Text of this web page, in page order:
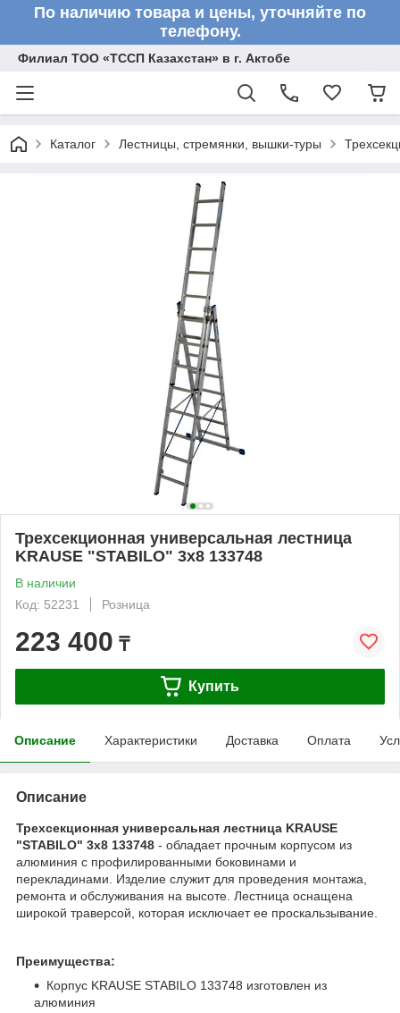
По наличию товара и цены, уточняйте по
телефону.
Филиал ТОО «ТССП Казахстан» в г. Актобе
Каталог Лестницы, стремянки, вышки-туры
Трехсекционная универсальная лестница
KRAUSE "STABILO" 3х8 133748
В наличии
Код: 52231
Розница
223 400 ₸
Купить
Описание Характеристики Доставка Оплата
Описание
Трехсекционная универсальная лестница KRAUSE
"STABILO" 3х8 133748 - обладает прочным корпусом из
алюминия с профилированными боковинами и
перекладинами. Изделие служит для проведения монтажа,
ремонта и обслуживания на высоте. Лестница оснащена
широкой траверсой, которая исключает ее проскальзывание.
Преимущества:
Корпус KRAUSE STABILO 133748 изготовлен из
алюминия